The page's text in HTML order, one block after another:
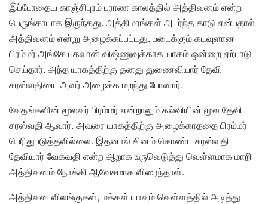
இப்போதைய காஞ்சிபுரம் புராண காலத்தில் அத்திவனம் என்ற
பெருங்காடாக இருந்தது. அத்திமரங்கள் அடர்ந்த காடு என்பதால்
அத்திவனம் என்று அழைக்கப்பட்டது. படைக்கும் கடவுளான
பிரம்மர் அங்கே பகவான் விஷ்ணுவுக்காக யாகம் ஒன்றை ஏற்பாடு
செய்தார். அந்த யாகத்திற்கு தனது துணைவியார் தேவி
சரஸ்வதியை அவர் அழைக்க மறந்து போனார்.
வேதங்களின் மூலவர் பிரம்மர் என்றாலும் கல்வியின் மூல தேவி
சரஸ்வதி ஆவார். அவரை யாகத்திற்கு அழைக்காததை பிரம்மர்
பெரிதுபடுத்தவில்லை. இதனால் சினம் கொண்ட சரஸ்வதி
தேவியார் வேகவதி என்ற ஆறாக உருவெடுத்து வெள்ளமாக மாறி
அத்திவனம் நோக்கி ஆவேசமாக விரைந்தாள்.
அத்திவன விலங்குகள், மக்கள் யாவும் வெள்ளத்தில் அடித்து